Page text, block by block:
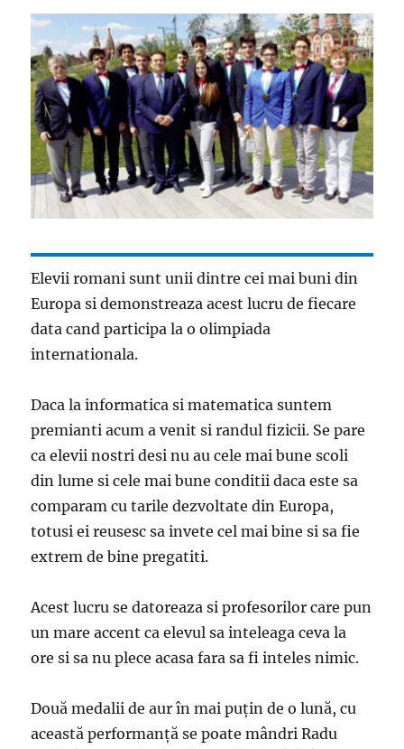
Elevii romani sunt unii dintre cei mai buni din
Europa si demonstreaza acest lucru de fiecare
data cand participa la o olimpiada
internationala.
Daca la informatica si matematica suntem
premianti acum a venit si randul fizicii. Se pare
ca elevii nostri desi nu au cele mai bune scoli
din lume si cele mai bune conditii daca este sa
comparam cu tarile dezvoltate din Europa,
totusi ei reusesc sa invete cel mai bine si sa fie
extrem de bine pregatiti.
Acest lucru se datoreaza si profesorilor care pun
un mare accent ca elevul sa inteleaga ceva la
ore si sa nu plece acasa fara sa fi inteles nimic.
Două medalii de aur în mai puţin de o lună, cu
această performanţă se poate mândri Radu